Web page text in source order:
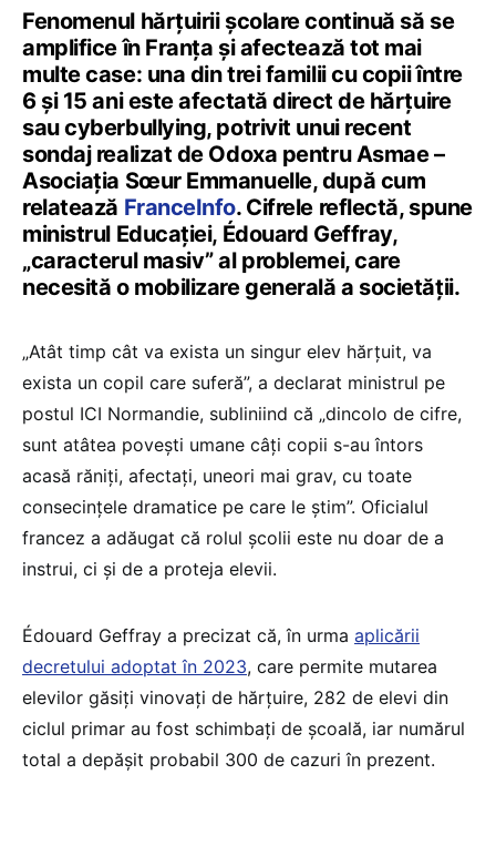
Fenomenul hărțuirii școlare continuă să se
amplifice în Franța și afectează tot mai
multe case: una din trei familii cu copii între
6 și 15 ani este afectată direct de hărțuire
sau cyberbullying, potrivit unui recent
sondaj realizat de Odoxa pentru Asmae –
Asociația Sœur Emmanuelle, după cum
relatează FranceInfo. Cifrele reflectă, spune
ministrul Educației, Édouard Geffray,
„caracterul masiv” al problemei, care
necesită o mobilizare generală a societății.
„Atât timp cât va exista un singur elev hărțuit, va
exista un copil care suferă”, a declarat ministrul pe
postul ICI Normandie, subliniind că „dincolo de cifre,
sunt atâtea povești umane câți copii s-au întors
acasă răniți, afectați, uneori mai grav, cu toate
consecințele dramatice pe care le știm”. Oficialul
francez a adăugat că rolul școlii este nu doar de a
instrui, ci și de a proteja elevii.
Édouard Geffray a precizat că, în urma aplicării
decretului adoptat în 2023, care permite mutarea
elevilor găsiți vinovați de hărțuire, 282 de elevi din
ciclul primar au fost schimbați de școală, iar numărul
total a depășit probabil 300 de cazuri în prezent.